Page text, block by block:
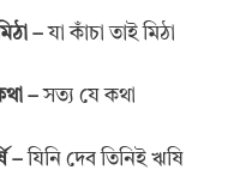
–যা কাঁচা তাই মিঠা
– সত্য যে কথা
–যিনি দেব তিনিই ঋষি